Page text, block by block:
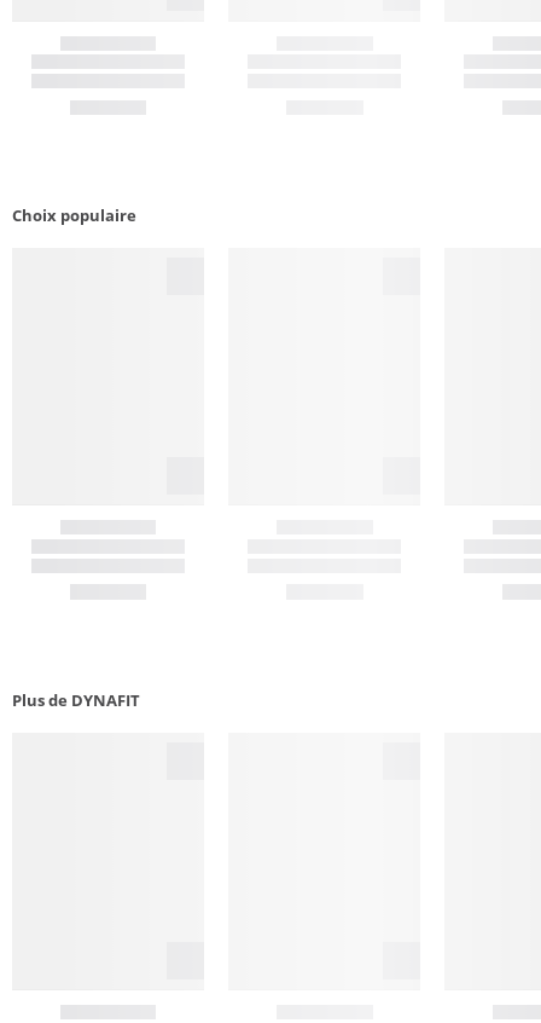
Choix populaire
Plus de DYNAFIT